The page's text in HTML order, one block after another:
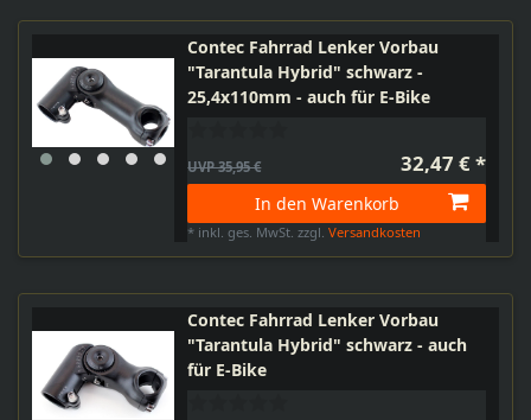
Contec Fahrrad Lenker Vorbau
"Tarantula Hybrid" schwarz -
25,4x110mm - auch für E-Bike
UVP 35,95 € 32,47 € *
In den Warenkorb
* inkl. ges. MwSt. zzgl.Versandkosten
Contec Fahrrad Lenker Vorbau
"Tarantula Hybrid" schwarz - auch
für E-Bike